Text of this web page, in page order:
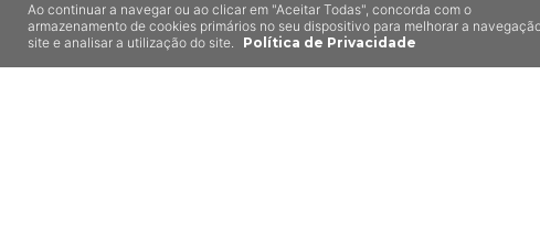
Ao continuar a navegar ou ao clicar em "Aceitar Todas", concorda com o
armazenamento de cookies primários no seu dispositivo para melhorar a
site e analisar a utilização do site.
Política de Privacidade